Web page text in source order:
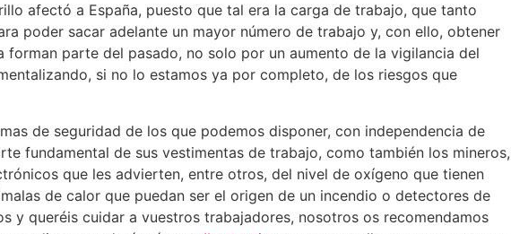
afectó a España, puesto que tal era la carga de trabajo, que tanto
poder sacar adelante un mayor número de trabajo y, con ello, obtener
parte del pasado, no solo por un aumento de la vigilancia del
si no lo estamos ya por completo, de los riesgos que
de seguridad de los que podemos disponer, con independencia de
fundamental de sus vestimentas de trabajo, como también los mineros,
que les advierten, entre otros, del nivel de oxígeno que tienen
de calor que puedan ser el origen de un incendio o detectores de
y queréis cuidar a vuestros trabajadores, nosotros os recomendamos